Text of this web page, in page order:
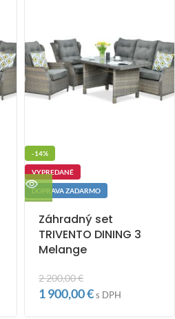
-14%
VYPREDANÉ
DOPRAVA ZADARMO
Záhradný set
TRIVENTO DINING 3
Melange
2 200,00€
1 900,00€s DPH